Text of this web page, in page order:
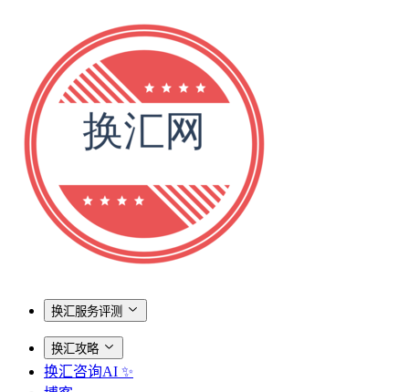
换汇服务评测
换汇攻略
换汇咨询AI ✨